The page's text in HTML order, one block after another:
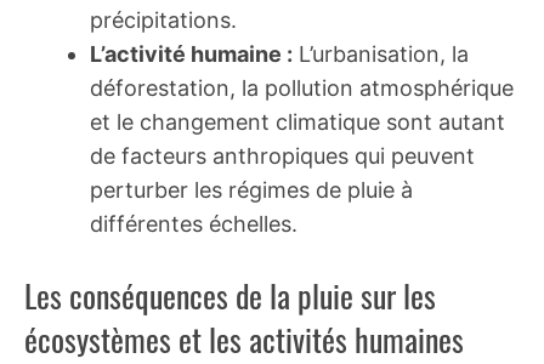
précipitations.
L’activité humaine : L’urbanisation, la
déforestation, la pollution atmosphérique
et le changement climatique sont autant
de facteurs anthropiques qui peuvent
perturber les régimes de pluie à
différentes échelles.
Les conséquences de la pluie sur les
écosystèmes et les activités humaines